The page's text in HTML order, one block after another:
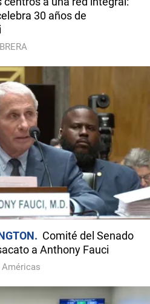
30 años de
Comité del Senado
a Anthony Fauci
Américas